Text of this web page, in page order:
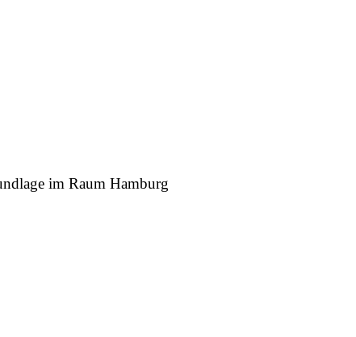
im Raum Hamburg